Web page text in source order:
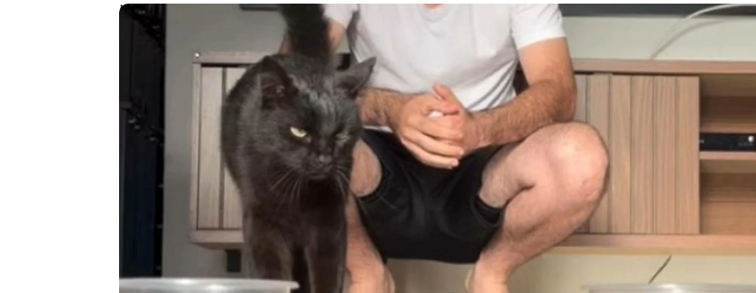
Noruega nas oitavas de final da Copa do Mundo...